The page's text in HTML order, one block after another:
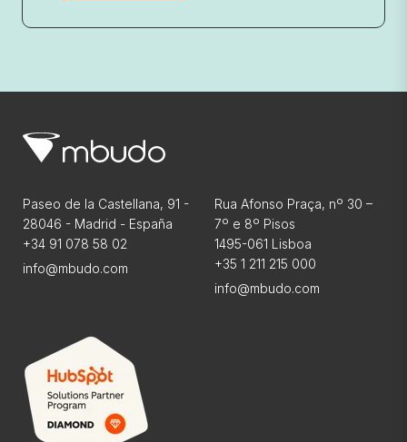
Paseo de la Castellana, 91 -
28046 - Madrid - España
+34 91 078 58 02
info@mbudo.com
Rua Afonso Praça, nº 30 –
7º e 8º Pisos
1495-061 Lisboa
+35 1 211 215 000
info@mbudo.com